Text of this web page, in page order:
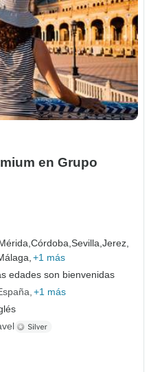
en Grupo
Córdoba,Sevilla,Jerez,
+1 más
edades son bienvenidas
+1 más